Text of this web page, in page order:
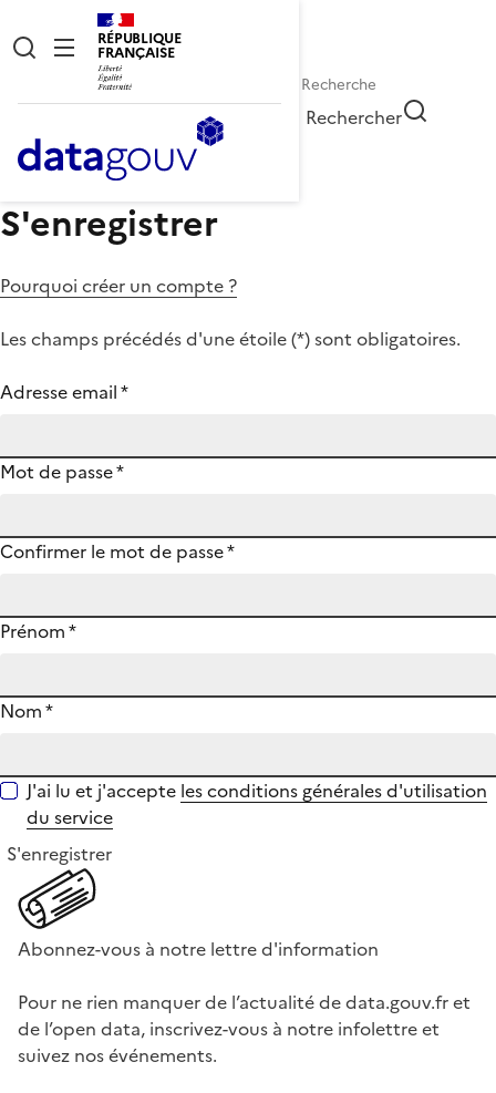
RÉPUBLIQUE
FRANÇAISE
Rechercher
S'enregistrer
Pourquoi créer un compte ?
Les champs précédés d'une étoile (*) sont obligatoires.
Adresse email*
Mot de passe*
Confirmer le mot de passe*
Prénom*
Nom*
J'ai lu et j'accepte les conditions générales d'utilisation
du service
S'enregistrer
Abonnez-vous à notre lettre d'information
Pour ne rien manquer de l’actualité de data.gouv.fr et
de l’open data, inscrivez-vous à notre infolettre et
suivez nos événements.